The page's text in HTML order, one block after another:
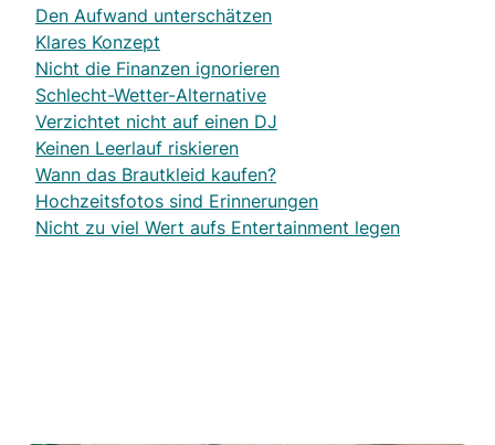
Den Aufwand unterschätzen
Klares Konzept
Nicht die Finanzen ignorieren
Schlecht-Wetter-Alternative
Verzichtet nicht auf einen DJ
Keinen Leerlauf riskieren
Wann das Brautkleid kaufen?
Hochzeitsfotos sind Erinnerungen
Nicht zu viel Wert aufs Entertainment legen